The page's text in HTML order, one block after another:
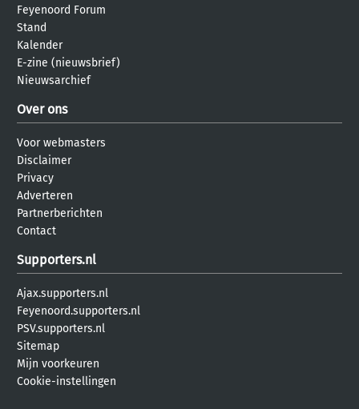
Feyenoord Forum
Stand
Kalender
E-zine (nieuwsbrief)
Nieuwsarchief
Over ons
Voor webmasters
Disclaimer
Privacy
Adverteren
Partnerberichten
Contact
Supporters.nl
Ajax.supporters.nl
Feyenoord.supporters.nl
PSV.supporters.nl
Sitemap
Mijn voorkeuren
Cookie-instellingen